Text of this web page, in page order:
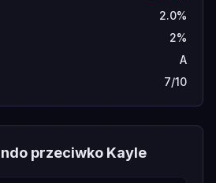
2.0%
2%
A
7/10
przeciwko Kayle